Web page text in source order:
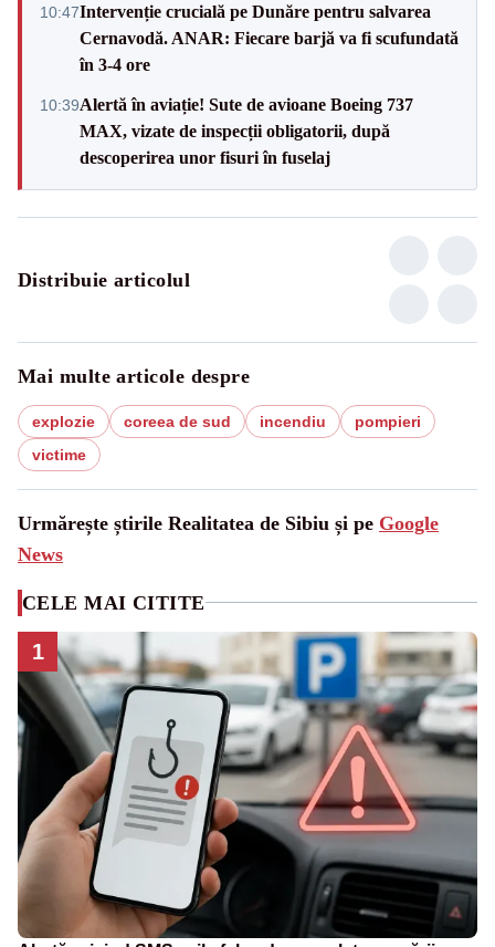
10:47Intervenție crucială pe Dunăre pentru salvarea
Cernavodă. ANAR: Fiecare barjă va fi scufundată
în 3-4 ore
10:39Alertă în aviație! Sute de avioane Boeing 737
MAX, vizate de inspecții obligatorii, după
descoperirea unor fisuri în fuselaj
Distribuie articolul
Mai multe articole despre
explozie coreea de sud incendiu
pompieri
victime
Urmărește știrile Realitatea de Sibiu și pe Google
News
CELE MAI CITITE
1